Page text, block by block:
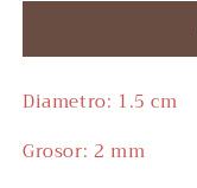
Diametro: 1.5 cm
Grosor: 2 mm